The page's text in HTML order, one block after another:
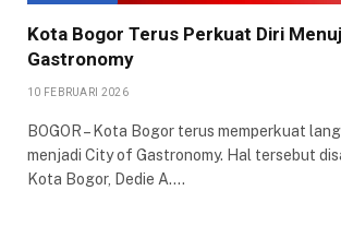
Kota Bogor Terus Perkuat Diri
Gastronomy
10 FEBRUARI 2026
BOGOR – Kota Bogor terus memperkuat
menjadi City of Gastronomy. Hal tersebut
Kota Bogor, Dedie A.…